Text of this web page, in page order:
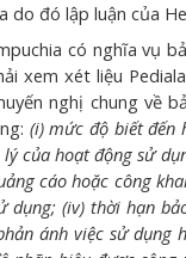
đó lập luận của
có nghĩa vụ
xem xét liệu
nghị chung về
(i)mức độ biết đến
của hoạt động sử
cáo hoặc công
dụng; (iv) thời hạn
ánh việc sử